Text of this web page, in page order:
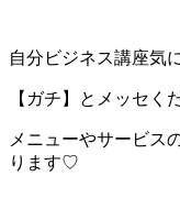
自分ビジネス講座気
【ガチ】とメッセく
メニューやサービス
ります♡